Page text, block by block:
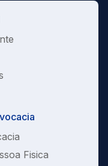
Fisica